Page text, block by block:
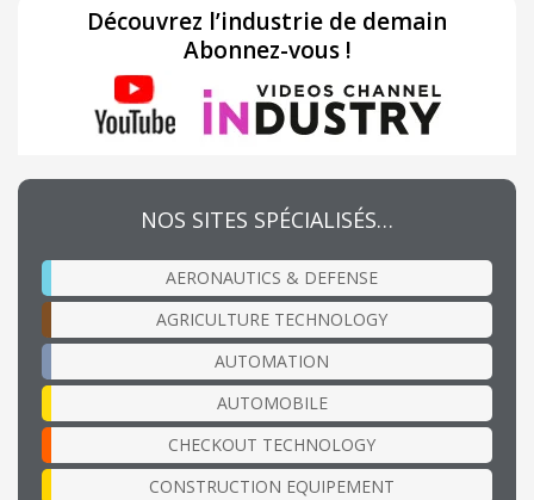
Découvrez l’industrie de demain
Abonnez-vous !
NOS SITES SPÉCIALISÉS…
AERONAUTICS & DEFENSE
AGRICULTURE TECHNOLOGY
AUTOMATION
AUTOMOBILE
CHECKOUT TECHNOLOGY
CONSTRUCTION EQUIPEMENT